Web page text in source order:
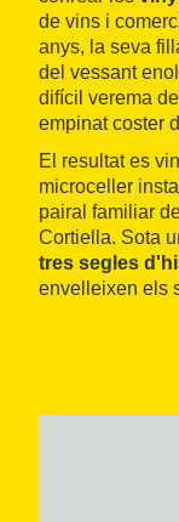
de vins i
anys, la seva
del vessant
difícil verema
empinat coster
El resultat es
microceller
pairal familiar
Cortiella. Sota
tres segles
envelleixen els
ceps més vells
vinyes més